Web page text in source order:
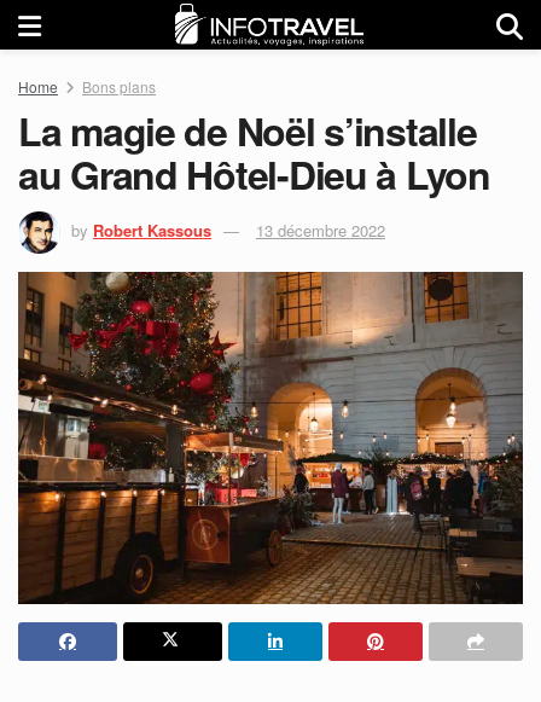
Home Bons plans
La magie de Noël s’installe
au Grand Hôtel-Dieu à Lyon
by Robert Kassous 13 décembre 2022